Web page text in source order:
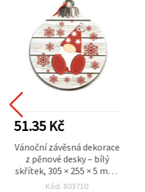
51.35 Kč
Vánoční závěsná dekorace
z pěnové desky – bílý
skřítek, 305 × 255 × 5 mm,
1 ks
Kód: 803710